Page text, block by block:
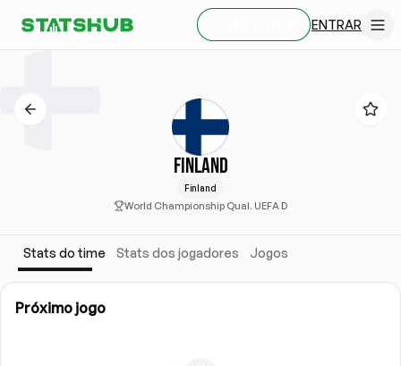
ENTRAR
FINLAND
Finland
World Championship Qual. UEFA D
Stats do time Stats dos jogadores Jogos
Próximo jogo